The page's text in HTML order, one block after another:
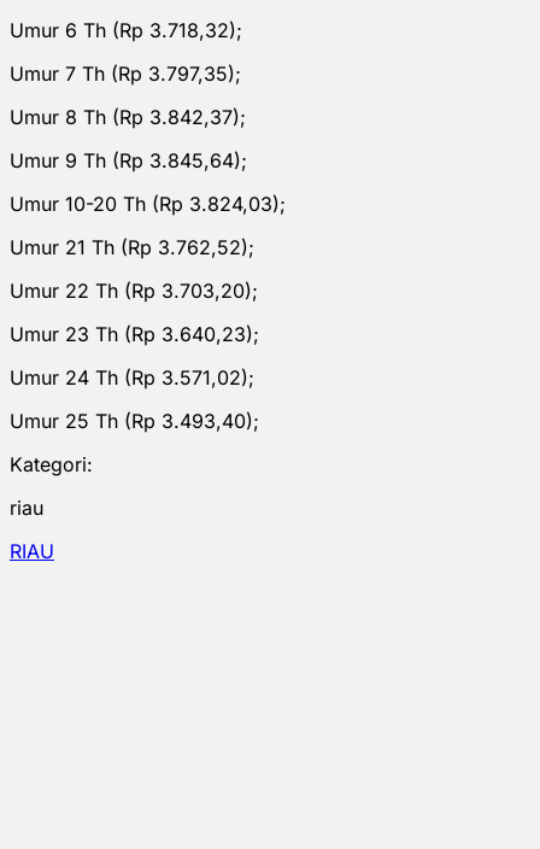
Umur 6 Th (Rp 3.718,32);
Umur 7 Th (Rp 3.797,35);
Umur 8 Th (Rp 3.842,37);
Umur 9 Th (Rp 3.845,64);
Umur 10-20 Th (Rp 3.824,03);
Umur 21 Th (Rp 3.762,52);
Umur 22 Th (Rp 3.703,20);
Umur 23 Th (Rp 3.640,23);
Umur 24 Th (Rp 3.571,02);
Umur 25 Th (Rp 3.493,40);
Kategori:
riau
RIAU